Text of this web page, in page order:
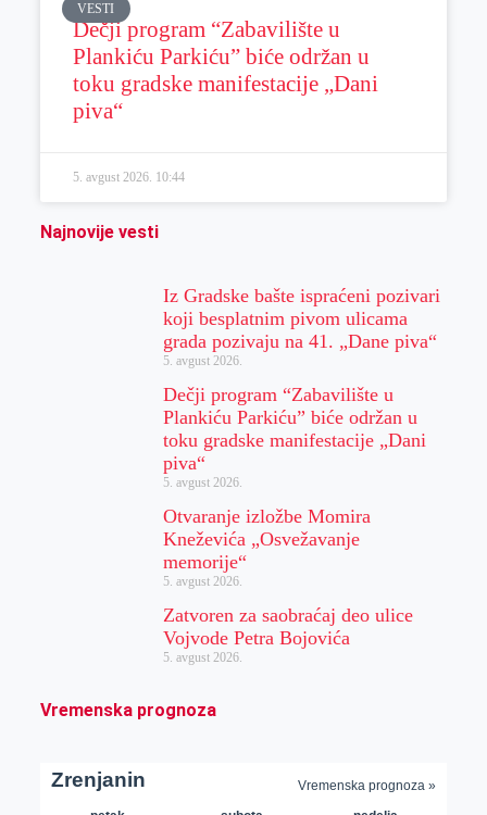
VESTI
Dečji program “Zabavilište u
Plankiću Parkiću” biće održan u
toku gradske manifestacije „Dani
piva“
5. avgust 2026. 10:44
Najnovije vesti
Iz Gradske bašte ispraćeni pozivari
koji besplatnim pivom ulicama
grada pozivaju na 41. „Dane piva“
5. avgust 2026.
Dečji program “Zabavilište u
Plankiću Parkiću” biće održan u
toku gradske manifestacije „Dani
piva“
5. avgust 2026.
Otvaranje izložbe Momira
Kneževića „Osvežavanje
memorije“
5. avgust 2026.
Zatvoren za saobraćaj deo ulice
Vojvode Petra Bojovića
5. avgust 2026.
Vremenska prognoza